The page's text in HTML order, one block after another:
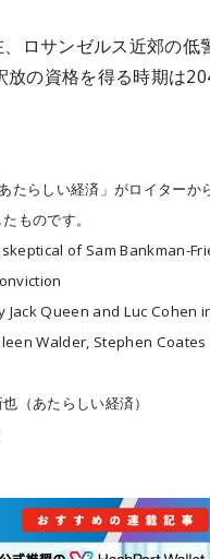
、ロサンゼルス近郊の低
放の資格を得る時期は
たらしい経済」がロイターか
ものです。
of Sam Bankman-
Jack Queen and Luc Cohen
Walder, Stephen Coates
（あたらしい経済）